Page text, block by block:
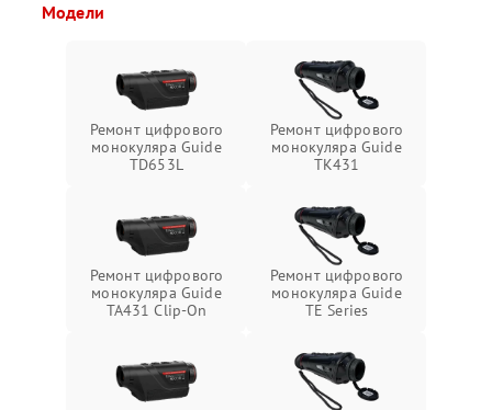
Модели
Ремонт цифрового
монокуляра Guide
TD653L
Ремонт цифрового
монокуляра Guide
TK431
Ремонт цифрового
монокуляра Guide
TA431 Clip-On
Ремонт цифрового
монокуляра Guide
TE Series